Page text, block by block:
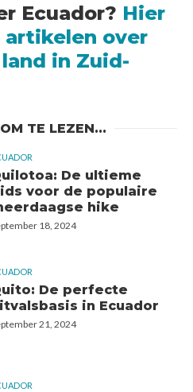
Ecuador? Hier
artikelen over
in Zuid-
TE LEZEN...
De ultieme
voor de populaire
hike
18, 2024
De perfecte
in Ecuador
21, 2024